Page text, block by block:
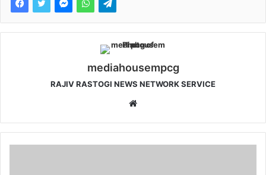
mediahousempcg
RAJIV RASTOGI NEWS NETWORK SERVICE
b
s